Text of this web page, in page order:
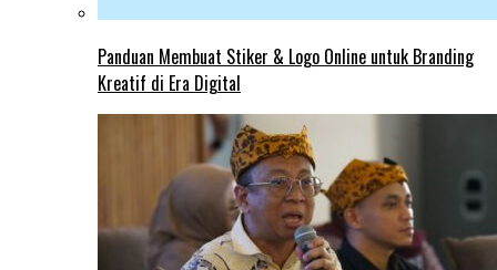
Panduan Membuat Stiker & Logo Online untuk Branding
Kreatif di Era Digital